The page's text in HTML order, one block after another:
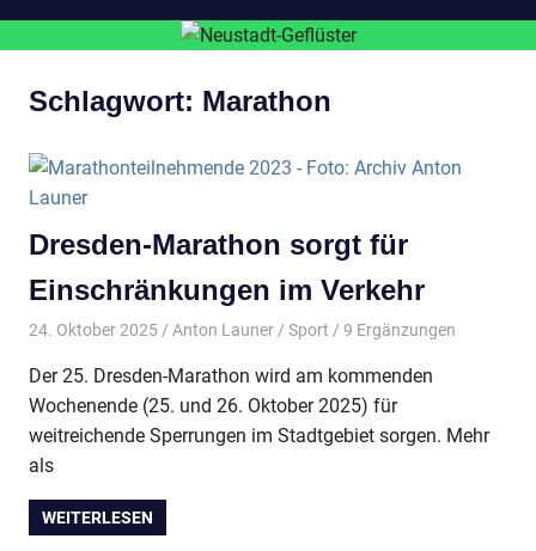
Schlagwort: Marathon
Dresden-Marathon sorgt für
Einschränkungen im Verkehr
24. Oktober 2025 Anton Launer Sport / 9 Ergänzungen
Der 25. Dresden-Marathon wird am kommenden
Wochenende (25. und 26. Oktober 2025) für
weitreichende Sperrungen im Stadtgebiet sorgen. Mehr
als
WEITERLESEN